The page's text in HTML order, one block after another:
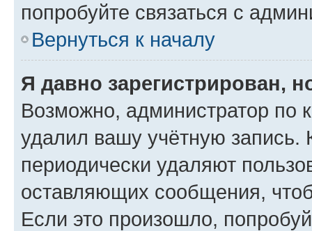
попробуйте связаться с
Вернуться к началу
Я давно зарегистрирован,
Возможно, администратор по
удалил вашу учётную запись.
периодически удаляют
оставляющих сообщения,
Если это произошло,